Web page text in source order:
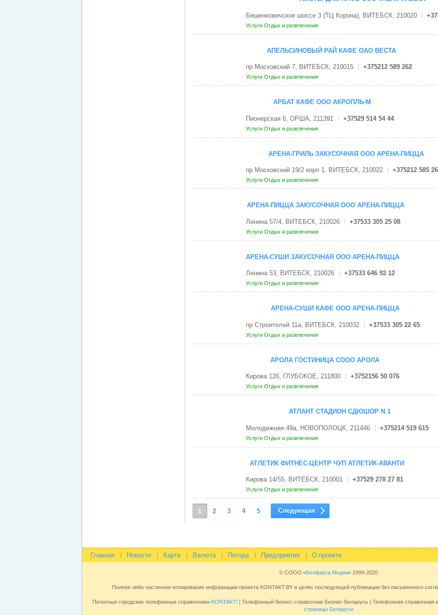
Бешенковичское шоссе 3 (ТЦ Корона), ВИТЕБСК, 210020
Услуги Отдых и развлечения
АПЕЛЬСИНОВЫЙ РАЙ КАФЕ ОАО ВЕСТА
пр Московский 7, ВИТЕБСК, 210015 +375212 589 262
Услуги Отдых и развлечения
АРБАТ КАФЕ ООО АКРОПЛЬ-М
Пионерская 6, ОРША, 211391 +37529 514 54 44
Услуги Отдых и развлечения
АРЕНА-ГРИЛЬ ЗАКУСОЧНАЯ ООО АРЕНА-ПИЦЦА
пр Московский 19/2 корп 1, ВИТЕБСК, 210022 +375212 585
Услуги Отдых и развлечения
АРЕНА-ПИЦЦА ЗАКУСОЧНАЯ ООО АРЕНА-ПИЦЦА
Ленина 57/4, ВИТЕБСК, 210026 +37533 305 25 08
Услуги Отдых и развлечения
АРЕНА-СУШИ ЗАКУСОЧНАЯ ООО АРЕНА-ПИЦЦА
Ленина 53, ВИТЕБСК, 210026 +37533 646 92 12
Услуги Отдых и развлечения
АРЕНА-СУШИ КАФЕ ООО АРЕНА-ПИЦЦА
пр Строителей 11а, ВИТЕБСК, 210032 +37533 305 22 65
Услуги Отдых и развлечения
АРОЛА ГОСТИНИЦА СООО АРОЛА
Кирова 126, ГЛУБОКОЕ, 211800 +3752156 50 076
Услуги Отдых и развлечения
АТЛАНТ СТАДИОН СДЮШОР N 1
Молодежная 49а, НОВОПОЛОЦК, 211446 +375214 519 615
Услуги Отдых и развлечения
АТЛЕТИК ФИТНЕС-ЦЕНТР ЧУП АТЛЕТИК-АВАНТИ
Кирова 14/55, ВИТЕБСК, 210001 +37529 278 27 81
Услуги Отдых и развлечения
1 2 3 4 5 Следующая
Главная Новости Карта Валюта Погода Предприятия О проекте
© СООО «Белфакта Медиа» 1999-2020
Полное либо частичное копирование информации проекта KONTAKT.BY в целях последующей публикации без письменного
Печатные городские телефонные справочникиKONTAKT! | Телефонный бизнес-справочник Бизнес-Беларусь | Телефонная
страницы Беларуси